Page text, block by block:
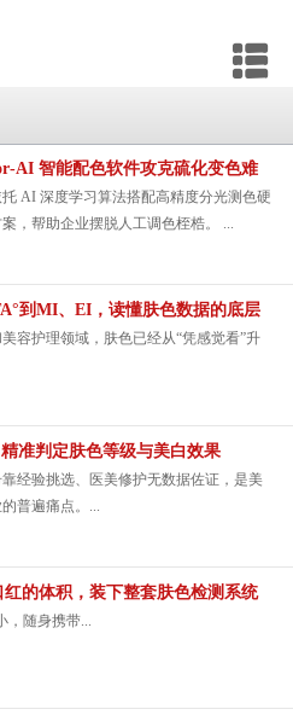
智能配色软件攻克硫化变色难
AI 深度学习算法搭配高精度分光测色硬
，帮助企业摆脱人工调色桎梏。 ...
到MI、EI，读懂肤色数据的底层
容护理领域，肤色已经从“凭感觉看”升
准判定肤色等级与美白效果
经验挑选、医美修护无数据佐证，是美
普遍痛点。...
的体积，装下整套肤色检测系统
随身携带...